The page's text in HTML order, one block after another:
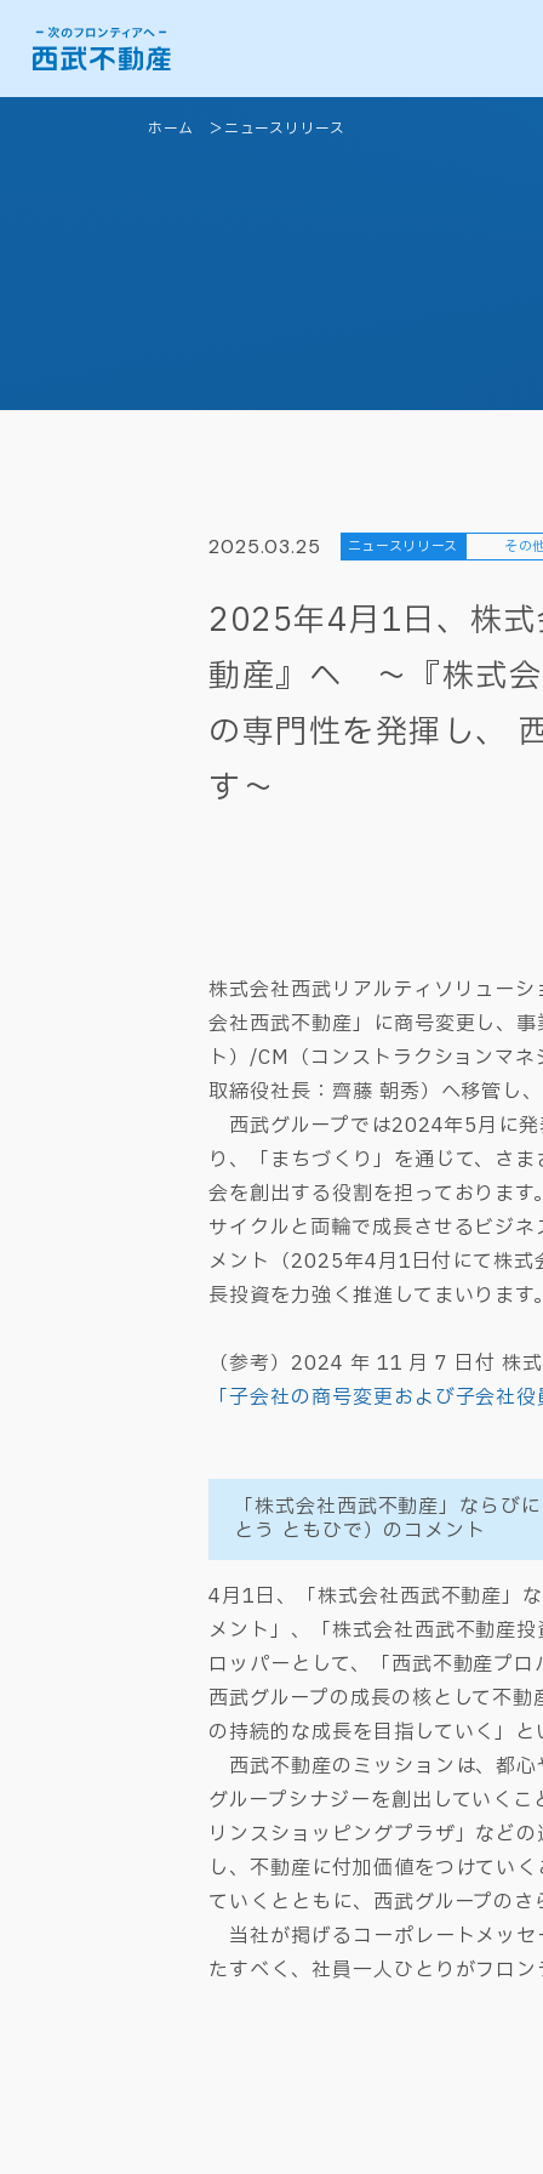
ホーム ニュースリリース
2025.03.25 ニュースリリース その
2025年4月1日、株式
動産』へ ～『株式会
の専門性を発揮し、
す～
株式会社西武リアルティソリュー
会社西武不動産」に商号変更し、
ト）/CM（コンストラクションマ
取締役社長：齊藤 朝秀）へ移管し
西武グループでは2024年5月に
り、「まちづくり」を通じて、さ
会を創出する役割を担っておりま
サイクルと両輪で成長させるビジ
メント（2025年4月1日付にて株式
長投資を力強く推進してまいります
（参考）2024 年 11 月 7 日付 株
「子会社の商号変更および子会社
「株式会社西武不動産」ならび
とう ともひで）のコメント
4月1日、「株式会社西武不動産」
メント」、「株式会社西武不動産
ロッパーとして、「西武不動産プ
西武グループの成長の核として不
の持続的な成長を目指していく」
西武不動産のミッションは、都
グループシナジーを創出していく
リンスショッピングプラザ」など
し、不動産に付加価値をつけてい
ていくとともに、西武グループの
当社が掲げるコーポレートメッ
たすべく、社員一人ひとりがフロ